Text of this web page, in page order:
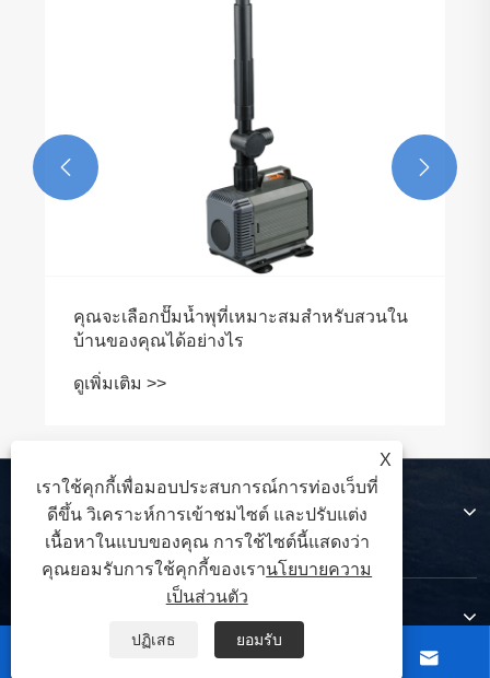
คุณจะเลือกปั๊มน้ำพุที่เหมาะสมสำหรับสวนใน
บ้านของคุณได้อย่างไร
ดูเพิ่มเติม >>
 
เกี่ยวกับเรา
 
X
เราใช้คุกกี้เพื่อมอบประสบการณ์การท่องเว็บที่
ดีขึ้น วิเคราะห์การเข้าชมไซต์ และปรับแต่ง
เนื้อหาในแบบของคุณ การใช้ไซต์นี้แสดงว่า
คุณยอมรับการใช้คุกกี้ของเรานโยบายความ
เป็นส่วนตัว
ปฏิเสธ ยอมรับ